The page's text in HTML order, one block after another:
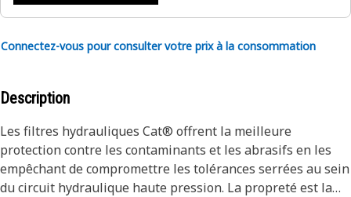
Connectez-vous pour consulter votre prix à la consommation
Description
Les filtres hydrauliques Cat® offrent la meilleure
protection contre les contaminants et les abrasifs en les
empêchant de compromettre les tolérances serrées au sein
du circuit hydraulique haute pression. La propreté est la